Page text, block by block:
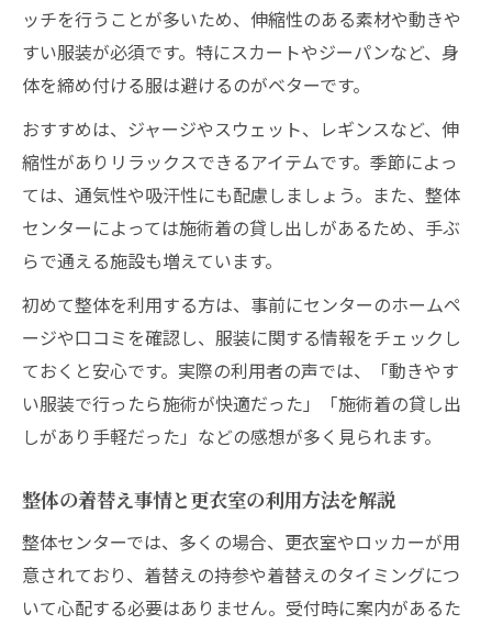
ッチを行うことが多いため、伸縮性のある素材や動きや
すい服装が必須です。特にスカートやジーパンなど、身
体を締め付ける服は避けるのがベターです。
おすすめは、ジャージやスウェット、レギンスなど、伸
縮性がありリラックスできるアイテムです。季節によっ
ては、通気性や吸汗性にも配慮しましょう。また、整体
センターによっては施術着の貸し出しがあるため、手ぶ
らで通える施設も増えています。
初めて整体を利用する方は、事前にセンターのホームペ
ージや口コミを確認し、服装に関する情報をチェックし
ておくと安心です。実際の利用者の声では、「動きやす
い服装で行ったら施術が快適だった」「施術着の貸し出
しがあり手軽だった」などの感想が多く見られます。
整体の着替え事情と更衣室の利用方法を解説
整体センターでは、多くの場合、更衣室やロッカーが用
意されており、着替えの持参や着替えのタイミングにつ
いて心配する必要はありません。受付時に案内があるた